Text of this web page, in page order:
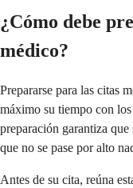
¿Cómo debe
médico?
Prepararse para las citas
máximo su tiempo con
preparación garantiza
que no se pase por alto
Antes de su cita, reúna